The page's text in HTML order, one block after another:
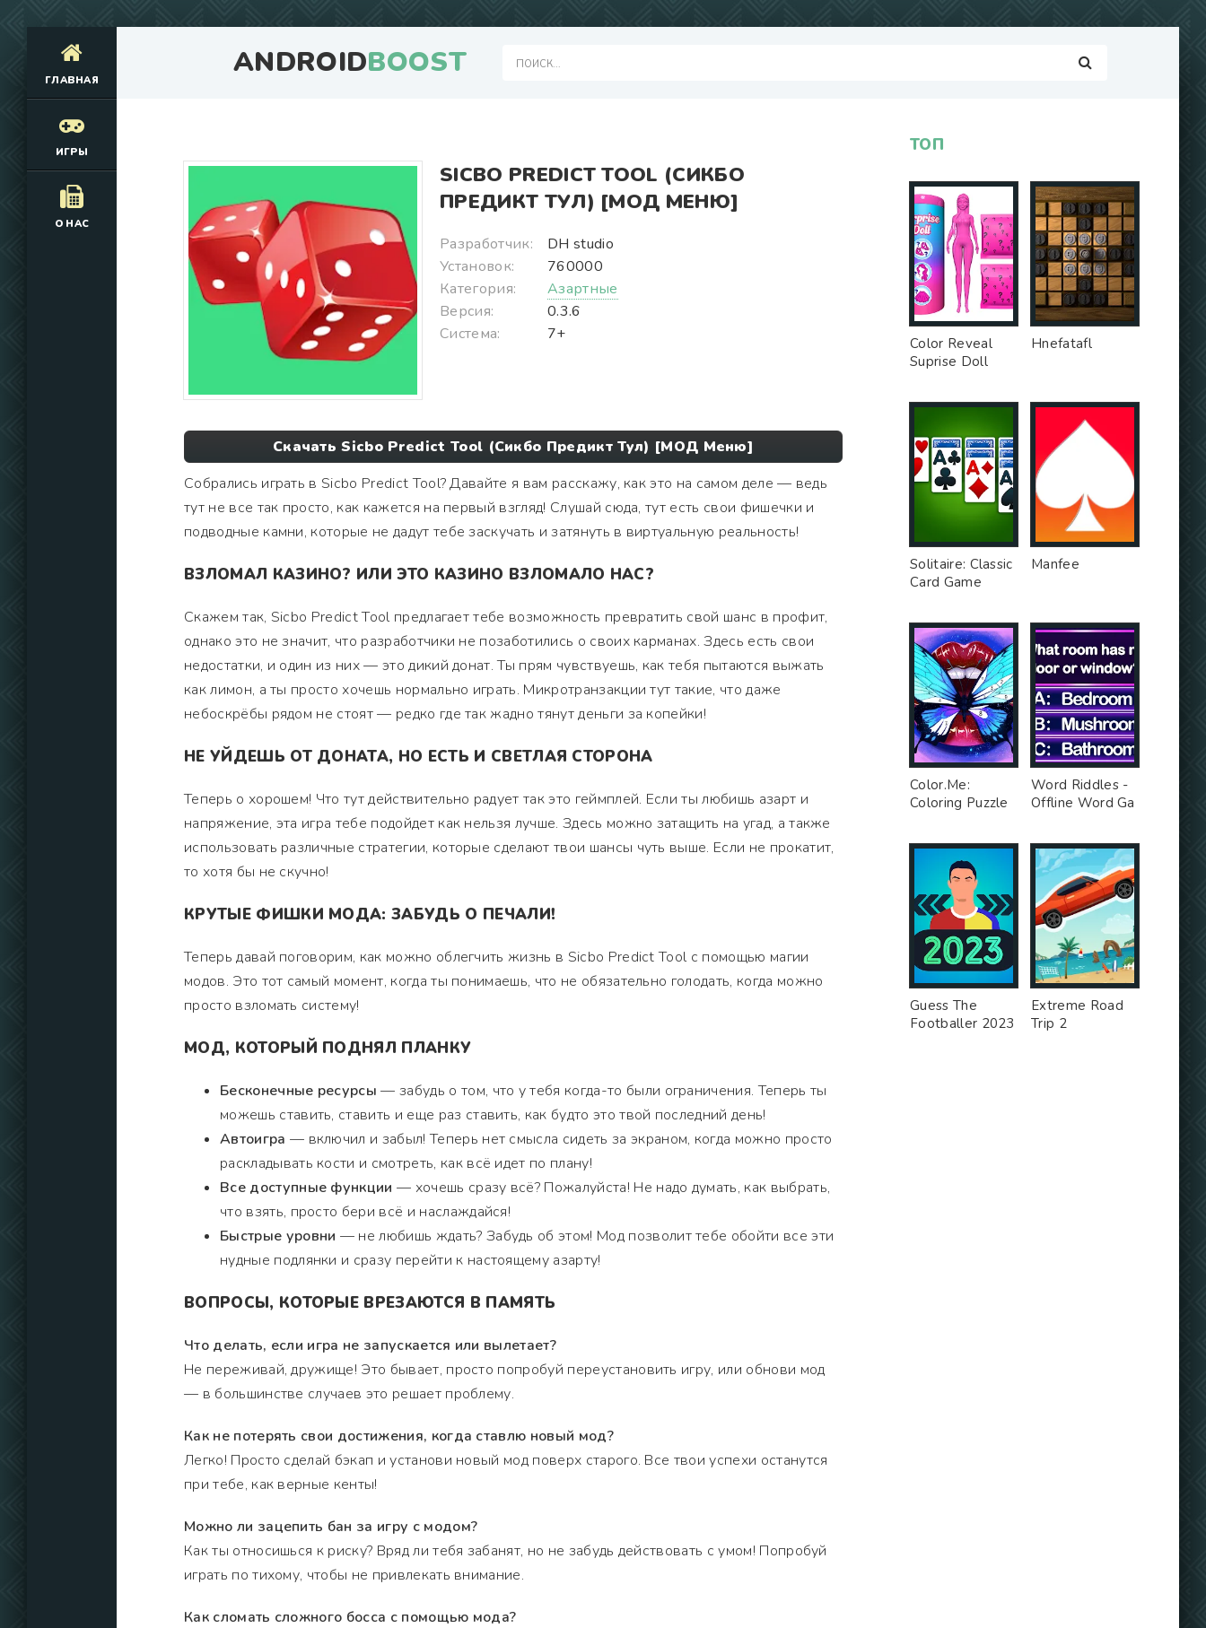
ANDROIDBOOST
ГЛАВНАЯ
ИГРЫ
О НАС
SICBO PREDICT TOOL (СИКБО
ПРЕДИКТ ТУЛ) [МОД МЕНЮ]
Разработчик:
DH studio
Установок:
760000
Категория:
Азартные
Версия:
0.3.6
Система:
7+
Скачать Sicbo Predict Tool (Сикбо Предикт Тул) [МОД Меню]
Собрались играть в Sicbo Predict Tool? Давайте я вам расскажу, как это на самом деле — ведь
тут не все так просто, как кажется на первый взгляд! Слушай сюда, тут есть свои фишечки и
подводные камни, которые не дадут тебе заскучать и затянуть в виртуальную реальность!
ВЗЛОМАЛ КАЗИНО? ИЛИ ЭТО КАЗИНО ВЗЛОМАЛО НАС?
Скажем так, Sicbo Predict Tool предлагает тебе возможность превратить свой шанс в профит,
однако это не значит, что разработчики не позаботились о своих карманах. Здесь есть свои
недостатки, и один из них — это дикий донат. Ты прям чувствуешь, как тебя пытаются выжать
как лимон, а ты просто хочешь нормально играть. Микротранзакции тут такие, что даже
небоскрёбы рядом не стоят — редко где так жадно тянут деньги за копейки!
НЕ УЙДЕШЬ ОТ ДОНАТА, НО ЕСТЬ И СВЕТЛАЯ СТОРОНА
Теперь о хорошем! Что тут действительно радует так это геймплей. Если ты любишь азарт и
напряжение, эта игра тебе подойдет как нельзя лучше. Здесь можно затащить на угад, а также
использовать различные стратегии, которые сделают твои шансы чуть выше. Если не прокатит,
то хотя бы не скучно!
КРУТЫЕ ФИШКИ МОДА: ЗАБУДЬ О ПЕЧАЛИ!
Теперь давай поговорим, как можно облегчить жизнь в Sicbo Predict Tool с помощью магии
модов. Это тот самый момент, когда ты понимаешь, что не обязательно голодать, когда можно
просто взломать систему!
МОД, КОТОРЫЙ ПОДНЯЛ ПЛАНКУ
Бесконечные ресурсы — забудь о том, что у тебя когда-то были ограничения. Теперь ты
можешь ставить, ставить и еще раз ставить, как будто это твой последний день!
Автоигра — включил и забыл! Теперь нет смысла сидеть за экраном, когда можно просто
раскладывать кости и смотреть, как всё идет по плану!
Все доступные функции — хочешь сразу всё? Пожалуйста! Не надо думать, как выбрать,
что взять, просто бери всё и наслаждайся!
Быстрые уровни — не любишь ждать? Забудь об этом! Мод позволит тебе обойти все эти
нудные подлянки и сразу перейти к настоящему азарту!
ВОПРОСЫ, КОТОРЫЕ ВРЕЗАЮТСЯ В ПАМЯТЬ
Что делать, если игра не запускается или вылетает?
Не переживай, дружище! Это бывает, просто попробуй переустановить игру, или обнови мод
— в большинстве случаев это решает проблему.
Как не потерять свои достижения, когда ставлю новый мод?
Легко! Просто сделай бэкап и установи новый мод поверх старого. Все твои успехи останутся
при тебе, как верные кенты!
Можно ли зацепить бан за игру с модом?
Как ты относишься к риску? Вряд ли тебя забанят, но не забудь действовать с умом! Попробуй
играть по тихому, чтобы не привлекать внимание.
Как сломать сложного босса с помощью мода?
ТОП
Color Reveal
Suprise Doll
Hnefatafl
Solitaire: Classic
Card Game
Manfee
Color.Me:
Coloring Puzzle
Word Riddles -
Offline Word Ga
Guess The
Footballer 2023
Extreme Road
Trip 2